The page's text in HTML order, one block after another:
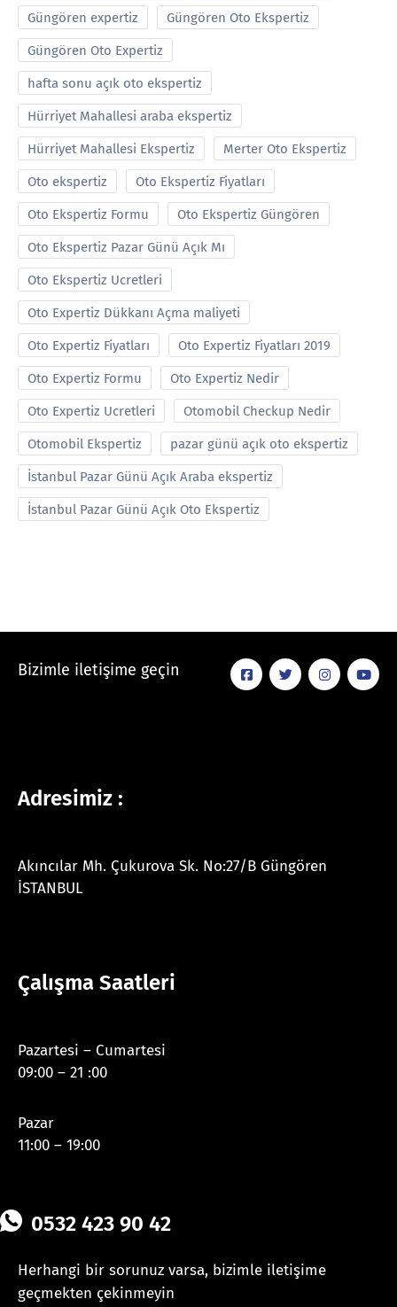
Güngören expertiz Güngören Oto Ekspertiz
Güngören Oto Expertiz
hafta sonu açık oto ekspertiz
Hürriyet Mahallesi araba ekspertiz
Hürriyet Mahallesi Ekspertiz Merter Oto Ekspertiz
Oto ekspertiz Oto Ekspertiz Fiyatları
Oto Ekspertiz Formu Oto Ekspertiz Güngören
Oto Ekspertiz Pazar Günü Açık Mı
Oto Ekspertiz Ucretleri
Oto Expertiz Dükkanı Açma maliyeti
Oto Expertiz Fiyatları Oto Expertiz Fiyatları 2019
Oto Expertiz Formu Oto Expertiz Nedir
Oto Expertiz Ucretleri Otomobil Checkup Nedir
Otomobil Ekspertiz pazar günü açık oto ekspertiz
İstanbul Pazar Günü Açık Araba ekspertiz
İstanbul Pazar Günü Açık Oto Ekspertiz
Bizimle iletişime geçin
Adresimiz :
Akıncılar Mh. Çukurova Sk. No:27/B Güngören
İSTANBUL
Çalışma Saatleri
Pazartesi – Cumartesi
09:00 – 21 :00
Pazar
11:00 – 19:00
0532 423 90 42
Herhangi bir sorunuz varsa, bizimle iletişime
geçmekten çekinmeyin